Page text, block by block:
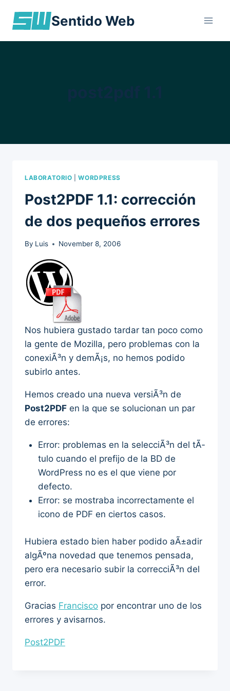
Sentido Web
LABORATORIO |WORDPRESS
Post2PDF 1.1: corrección
de dos pequeños errores
By Luis November 8, 2006
Nos hubiera gustado tardar tan poco como
la gente de Mozilla, pero problemas con la
conexiÃ³n y demÃ¡s, no hemos podido
subirlo antes.
Hemos creado una nueva versiÃ³n de
Post2PDF en la que se solucionan un par
de errores:
Error: problemas en la selecciÃ³n del tÃ­
tulo cuando el prefijo de la BD de
WordPress no es el que viene por
defecto.
Error: se mostraba incorrectamente el
icono de PDF en ciertos casos.
Hubiera estado bien haber podido aÃ±adir
algÃºna novedad que tenemos pensada,
pero era necesario subir la correcciÃ³n del
error.
Gracias Francisco por encontrar uno de los
errores y avisarnos.
Post2PDF